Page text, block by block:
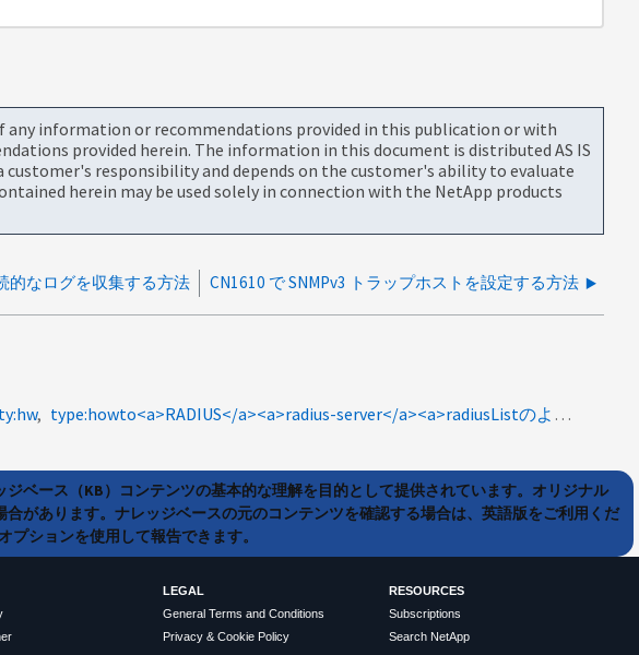
information or recommendations provided in this publication or with
provided herein. The information in this document is distributed AS IS
responsibility and depends on the customer's ability to evaluate
herein may be used solely in connection with the NetApp products
的なログを収集する方法 CN1610 で SNMPv3 トラップホストを設定する方法
type:howto<a>RADIUS</a><a>radius-server</a><a>radiusListのように指定します</a>
ベース（KB）コンテンツの基本的な理解を目的として提供されています。オリジナル
があります。ナレッジベースの元のコンテンツを確認する場合は、英語版をご利用くだ
ションを使用して報告できます。
LEGAL
General Terms and Conditions
Privacy & Cookie Policy
RESOURCES
Subscriptions
Search NetApp